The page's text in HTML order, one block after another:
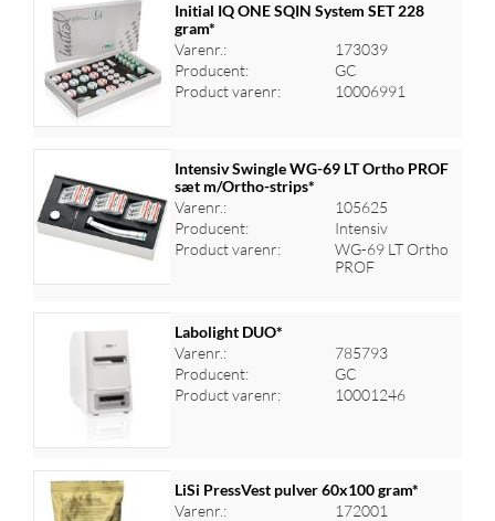
Log ind for at se priser
Initial IQ ONE SQIN System SET 228
gram*
Varenr.:
173039
Producent:
GC
Product varenr:
10006991
Log ind for at se priser
Intensiv Swingle WG-69 LT Ortho PROF
sæt m/Ortho-strips*
Varenr.:
105625
Producent:
Intensiv
Product varenr:
WG-69 LT Ortho
PROF
Log ind for at se priser
Labolight DUO*
Varenr.:
785793
Producent:
GC
Product varenr:
10001246
LiSi PressVest pulver 60x100 gram*
Varenr.:
172001